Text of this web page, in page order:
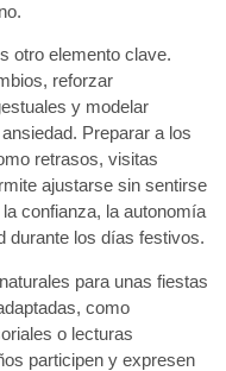
otro elemento clave.
reforzar
y modelar
Preparar a los
retrasos, visitas
ajustarse sin sentirse
confianza, la autonomía
durante los días festivos.
para unas fiestas
como
o lecturas
participen y expresen